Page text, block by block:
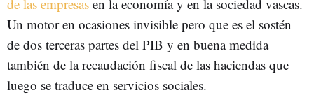
de las empresas en la economía y en la sociedad vascas.
Un motor en ocasiones invisible pero que es el sostén
de dos terceras partes del PIB y en buena medida
también de la recaudación fiscal de las haciendas que
luego se traduce en servicios sociales.